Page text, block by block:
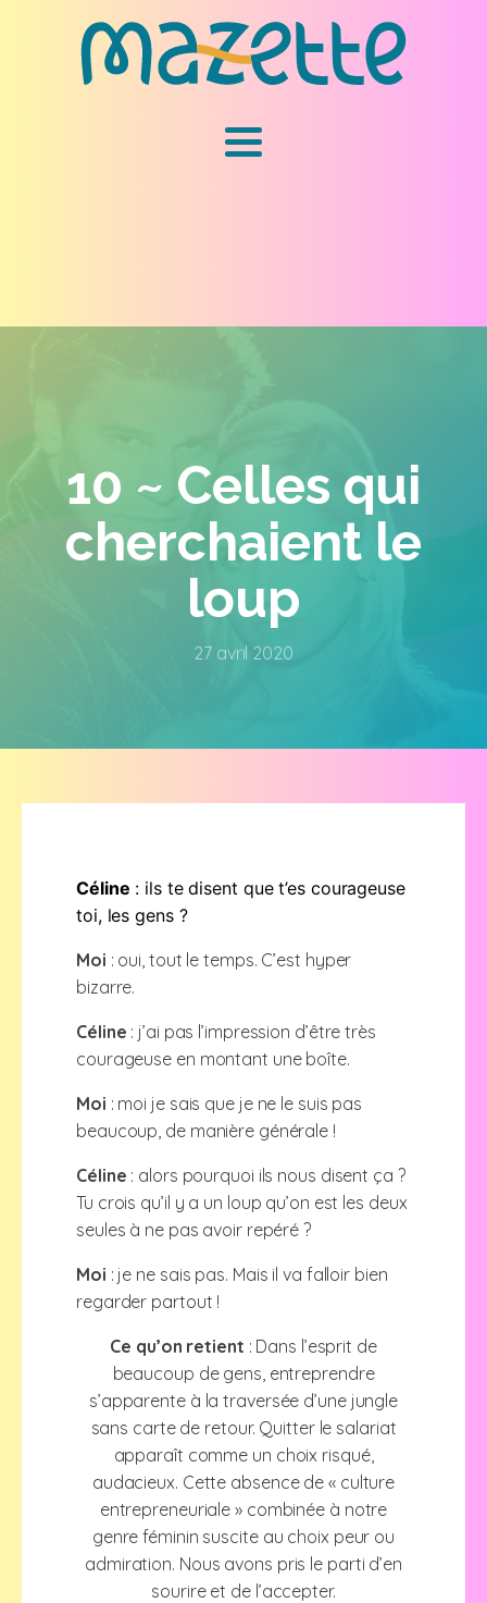
10 ~ Celles qui
cherchaient le
loup
27 avril 2020
Céline : ils te disent que t’es courageuse
toi, les gens ?
Moi : oui, tout le temps. C’est hyper
bizarre.
Céline : j’ai pas l’impression d’être très
courageuse en montant une boîte.
Moi : moi je sais que je ne le suis pas
beaucoup, de manière générale !
Céline : alors pourquoi ils nous disent ça ?
Tu crois qu’il y a un loup qu’on est les deux
seules à ne pas avoir repéré ?
Moi : je ne sais pas. Mais il va falloir bien
regarder partout !
Ce qu’on retient : Dans l’esprit de
beaucoup de gens, entreprendre
s’apparente à la traversée d’une jungle
sans carte de retour. Quitter le salariat
apparaît comme un choix risqué,
audacieux. Cette absence de « culture
entrepreneuriale » combinée à notre
genre féminin suscite au choix peur ou
admiration. Nous avons pris le parti d’en
sourire et de l’accepter.